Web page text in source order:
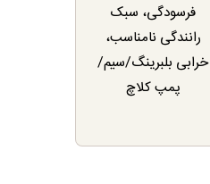
فرسودگی، سبک
رانندگی نامناسب،
خرابی بلبرینگ/سیم/
پمپ کلاچ